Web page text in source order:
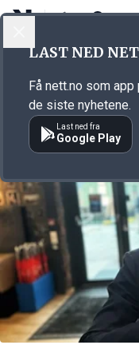
Annonsørinnhold
LAST NED
Få nett.no som
de siste nyhetene.
Last ned fra
Google Play